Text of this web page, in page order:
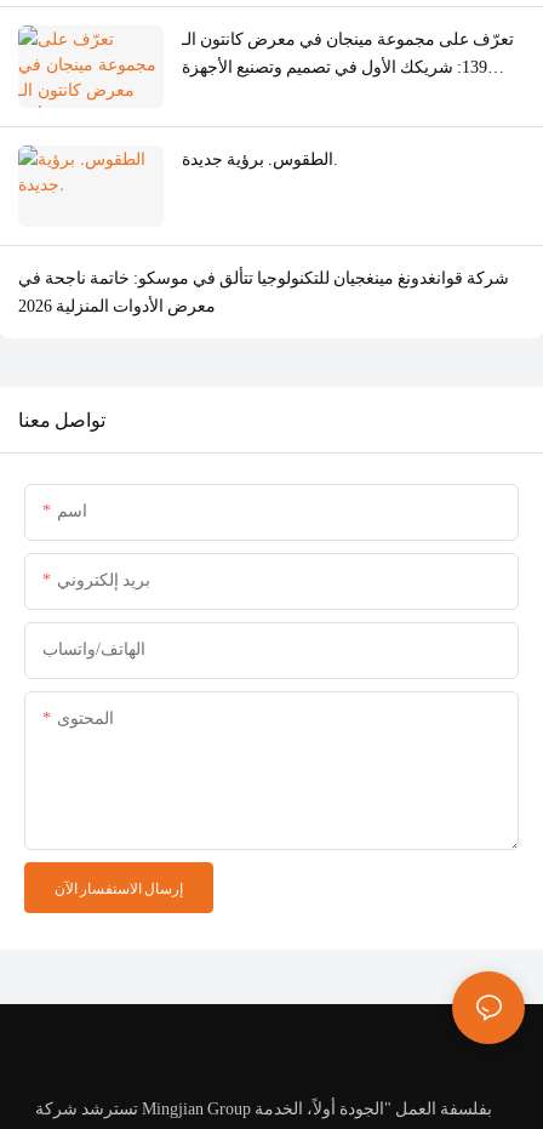
تعرّف على مجموعة مينجان في معرض كانتون الـ
139: شريكك الأول في تصميم وتصنيع الأجهزة
شركة قوانغدونغ مينغجيان للتكنولوجيا تتألق في موسكو: خاتمة ناجحة في
معرض الأدوات المنزلية 2026
تواصل معنا
اسم
بريد إلكتروني
الهاتف/واتساب
المحتوى
إرسال الاستفسار الآن
تسترشد شركة Mingjian Group بفلسفة العمل "الجودة أولاً، الخدمة